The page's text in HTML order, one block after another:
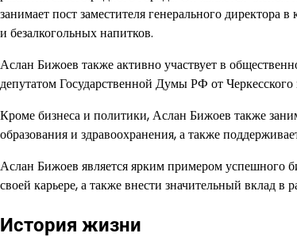
занимает пост заместителя генерального
и безалкогольных напитков.
Аслан Бижоев также активно участвует в
депутатом Государственной Думы РФ от Черкесского
Кроме бизнеса и политики, Аслан Бижоев также
образования и здравоохранения, а также
Аслан Бижоев является ярким примером успешного
своей карьере, а также внести значительный вклад в
История жизни